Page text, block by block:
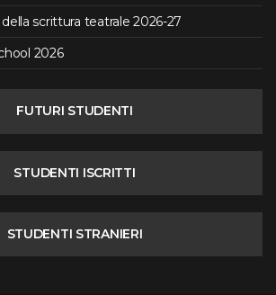
scrittura teatrale 2026-27
2026
FUTURI STUDENTI
STUDENTI ISCRITTI
STUDENTI STRANIERI